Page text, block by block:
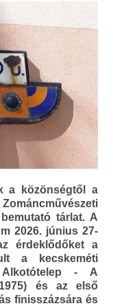
a közönségtől a
tárlat. A
2026. június 27-
érdeklődőket a
a kecskeméti
Alkotótelep - A
1975) és az első
finisszázsára és